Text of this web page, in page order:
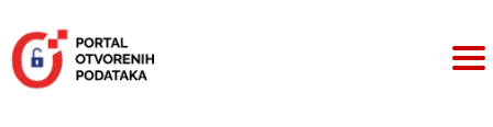
sadržaj